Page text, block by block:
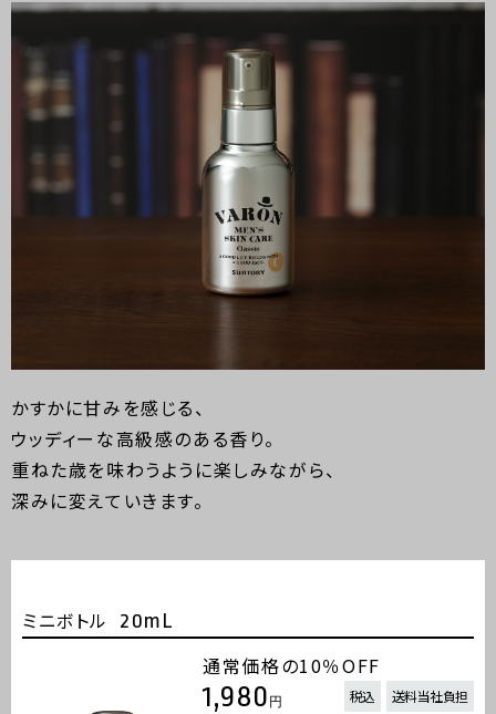
かすかに甘みを感じる、
ウッディーな高級感のある香り。
重ねた歳を味わうように楽しみながら、
深みに変えていきます。
ミニボトル 20mL
通常価格の10％OFF
1,980 円 税込 送料当社負担